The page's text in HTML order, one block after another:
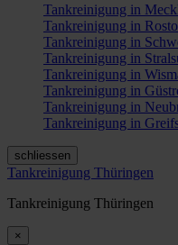
Tankreinigung in
Tankreinigung in
Tankreinigung in
Tankreinigung in
Tankreinigung in
Tankreinigung in
Tankreinigung in
Tankreinigung in
schliessen
Tankreinigung Thüringen
Tankreinigung Thüringen
×